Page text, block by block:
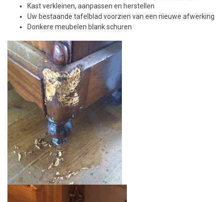
Kast verkleinen, aanpassen en herstellen
Uw bestaande tafelblad voorzien van een nieuwe afwerking
Donkere meubelen blank schuren